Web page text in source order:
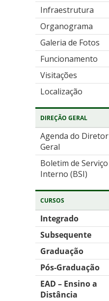
Infraestrutura
Organograma
Galeria de Fotos
Funcionamento
Visitações
Localização
DIREÇÃO GERAL
Agenda do Diretor
Geral
Boletim de Serviço
Interno (BSI)
CURSOS
Integrado
Subsequente
Graduação
Pós-Graduação
EAD – Ensino a
Distância